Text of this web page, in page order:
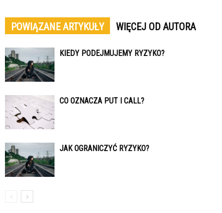
POWIĄZANE ARTYKUŁY WIĘCEJ OD AUTORA
KIEDY PODEJMUJEMY RYZYKO?
CO OZNACZA PUT I CALL?
JAK OGRANICZYĆ RYZYKO?